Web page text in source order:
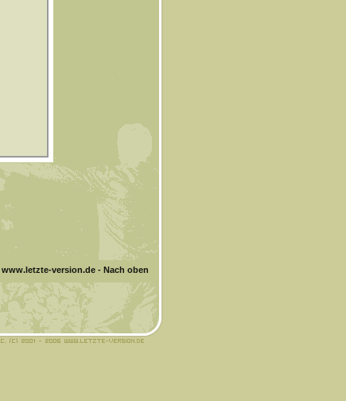
www.letzte-version.de- Nach oben